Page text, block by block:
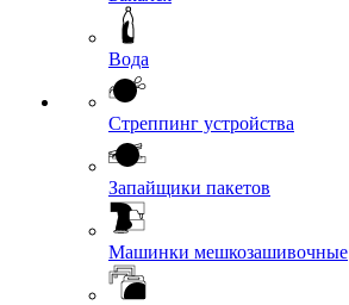
Вода
Стреппинг устройства
Запайщики пакетов
Машинки мешкозашивочные